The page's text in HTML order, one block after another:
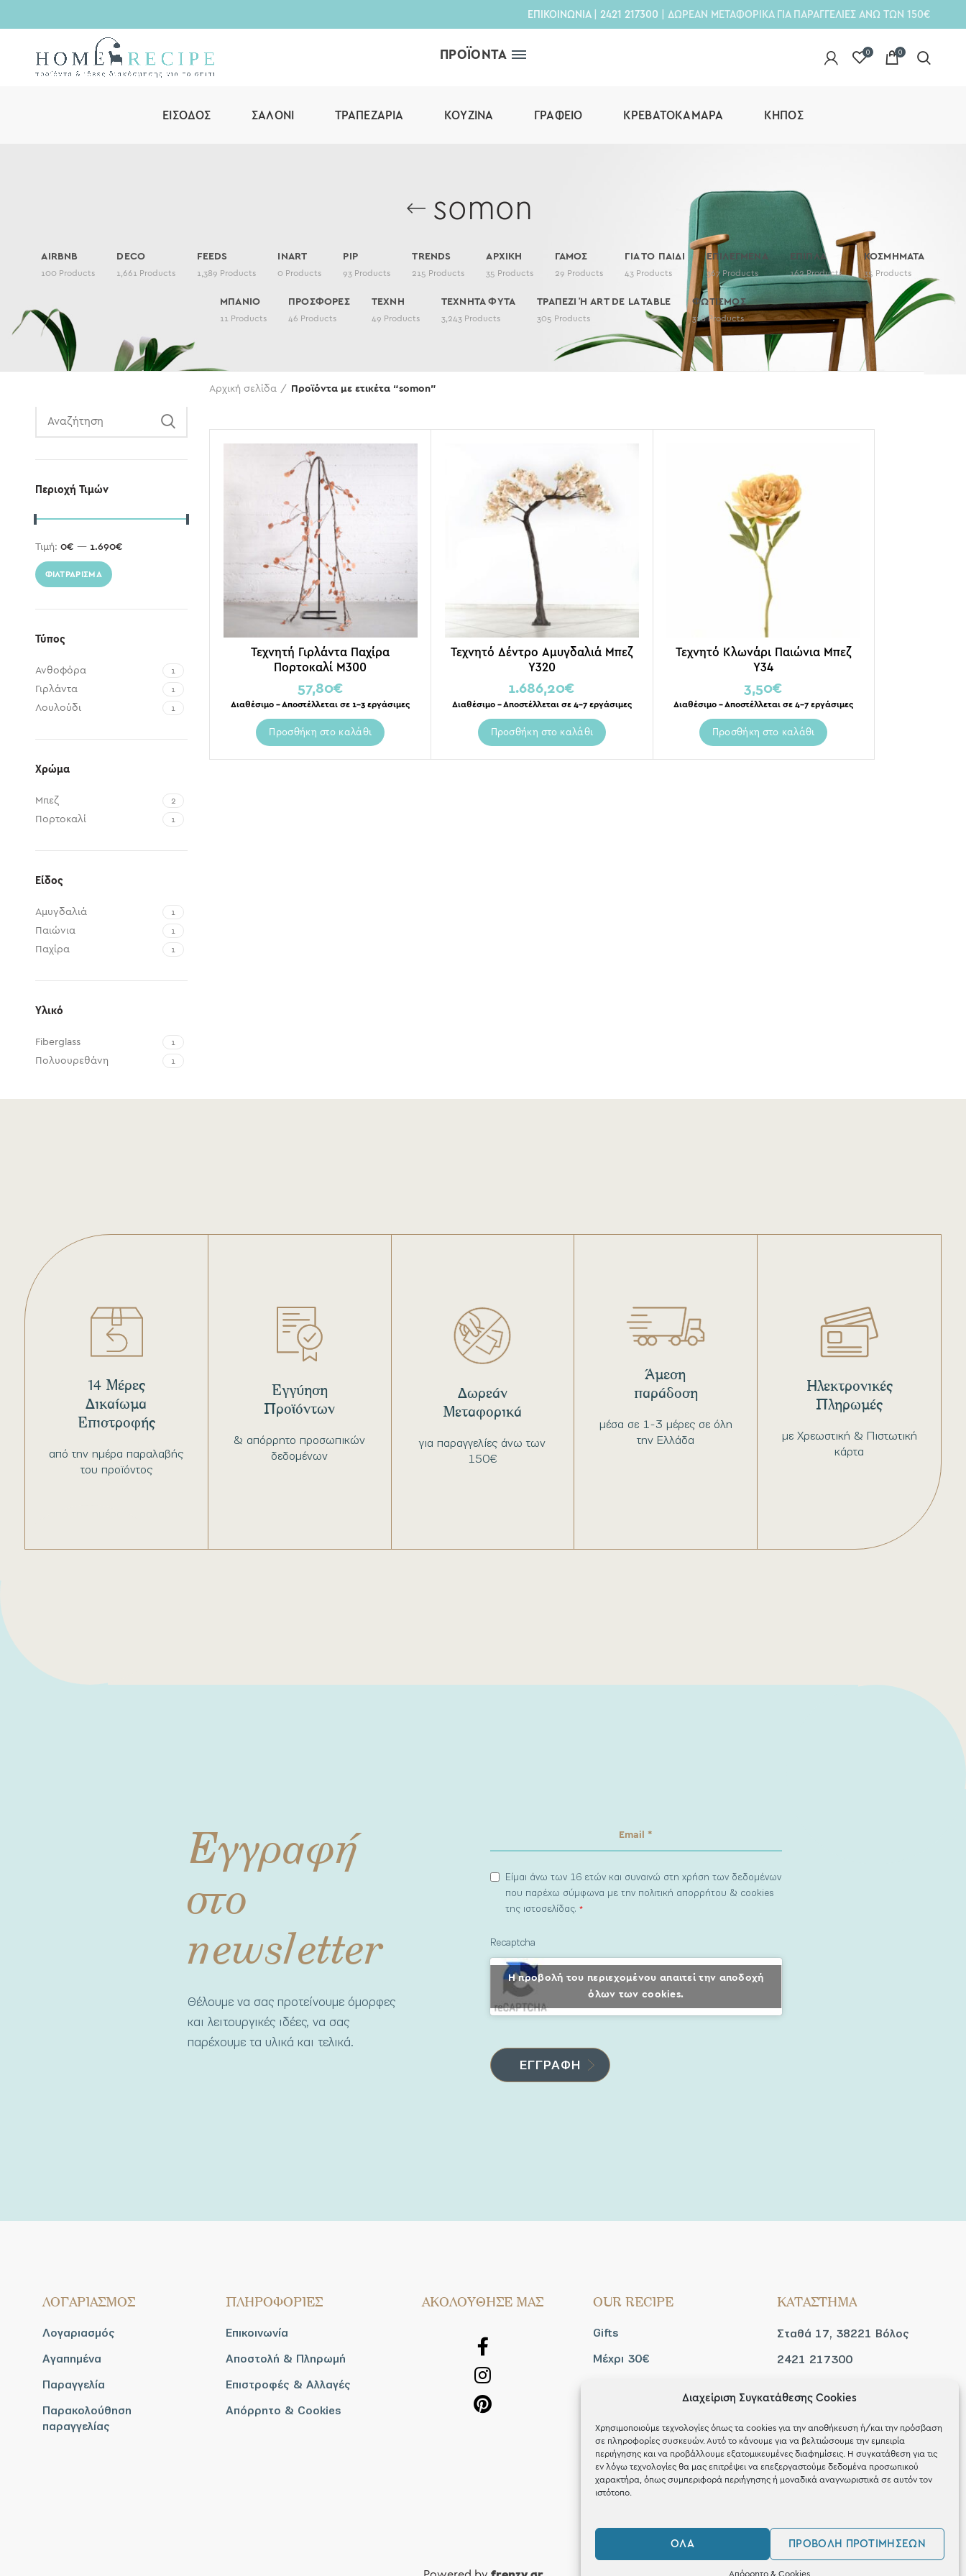
Διαχείριση Συγκατάθεσης Cookies
Χρησιμοποιούμε τεχνολογίες όπως τα cookies για την αποθήκευση ή/και την πρόσβαση
σε πληροφορίες συσκευών. Αυτό το κάνουμε για να βελτιώσουμε την εμπειρία
περιήγησης και να προβάλλουμε εξατομικευμένες διαφημίσεις. Η συγκατάθεση για τις
εν λόγω τεχνολογίες θα μας επιτρέψει να επεξεργαστούμε δεδομένα προσωπικού
χαρακτήρα, όπως συμπεριφορά περιήγησης ή μοναδικά αναγνωριστικά σε αυτόν τον
ιστότοπο.
ΌΛΑ ΠΡΟΒΟΛΉ ΠΡΟΤΙΜΉΣΕΩΝ
Απόρρητο & Cookies
ΕΠΙΚΟΙΝΩΝΙΑ| 2421 217300 | ΔΩΡΕΑΝ ΜΕΤΑΦΟΡΙΚΑ ΓΙΑ ΠΑΡΑΓΓΕΛΙΕΣ ΑΝΩ ΤΩΝ 150€
ΠΡΟΪΟΝΤΑ 0 0
ΕΊΣΟΔΟΣ ΣΑΛΌΝΙ ΤΡΑΠΕΖΑΡΊΑ ΚΟΥΖΊΝΑ ΓΡΑΦΕΊΟ ΚΡΕΒΑΤΟΚΆΜΑΡΑ ΚΉΠΟΣ
somon
AIRBNB
100 Products
DECO
1,661 Products
FEEDS
1,389 Products
INART
0 Products
PIP
93 Products
TRENDS
215 Products
ΑΡΧΙΚΗ
35 Products
ΓΑΜΟΣ
29 Products
ΓΙΑ ΤΟ ΠΑΙΔΙ
43 Products
ΕΠΙΛΕΓΜΕΝΑ
367 Products
ΕΠΙΠΛΑ
162 Products
ΚΟΣΜΗΜΑΤΑ
35 Products
ΜΠΑΝΙΟ
11 Products
ΠΡΟΣΦΟΡΕΣ
46 Products
ΤΕΧΝΗ
49 Products
ΤΕΧΝΗΤΑ ΦΥΤΑ
3,243 Products
ΤΡΑΠΕΖΙ Ή ART DE LA TABLE
305 Products
ΦΩΤΙΣΜΟΣ
318 Products
Περιοχή Τιμών
ΦΙΛΤΡΆΡΙΣΜΑ
Τιμή: 0€ — 1.690€
Τύπος
Ανθοφόρα 1
Γιρλάντα 1
Λουλούδι 1
Χρώμα
Μπεζ 2
Πορτοκαλί 1
Είδος
Αμυγδαλιά 1
Παιώνια 1
Παχίρα 1
Υλικό
Fiberglass 1
Πολυουρεθάνη 1
Αρχική σελίδα Προϊόντα με ετικέτα “somon”
Τεχνητή Γιρλάντα Παχίρα
Πορτοκαλί Μ300
57,80€
Διαθέσιμο – Αποστέλλεται σε 1-3 εργάσιμες
Προσθήκη στο καλάθι
Τεχνητό Δέντρο Αμυγδαλιά Μπεζ
Υ320
1.686,20€
Διαθέσιμο – Αποστέλλεται σε 4-7 εργάσιμες
Προσθήκη στο καλάθι
Τεχνητό Κλωνάρι Παιώνια Μπεζ
Υ34
3,50€
Διαθέσιμο – Αποστέλλεται σε 4-7 εργάσιμες
Προσθήκη στο καλάθι
από την ημέρα παραλαβής
του προϊόντος
14 Μέρες
Δικαίωμα
Επιστροφής
& απόρρητο προσωπικών
δεδομένων
Εγγύηση
Προϊόντων
για παραγγελίες άνω των
150€
Δωρεάν
Μεταφορικά
μέσα σε 1-3 μέρες σε όλη
την Ελλάδα
Άμεση
παράδοση
με Χρεωστική & Πιστωτική
κάρτα
Ηλεκτρονικές
Πληρωμές
Εγγραφή
στο
newsletter
Θέλουμε να σας προτείνουμε όμορφες
και λειτουργικές ιδέες, να σας
παρέχουμε τα υλικά και τελικά.
Είμαι άνω των 16 ετών και συναινώ στη χρήση των δεδομένων
που παρέχω σύμφωνα με την πολιτική απορρήτου & cookies
της ιστοσελίδας.*
Recaptcha
Η προβολή του περιεχομένου απαιτεί την αποδοχή
όλων των cookies.
ΛΟΓΑΡΙΑΣΜΟΣ
Λογαριασμός
Αγαπημένα
Παραγγελία
Παρακολούθηση
παραγγελίας
ΠΛΗΡΟΦΟΡΙΕΣ
Επικοινωνία
Αποστολή & Πληρωμή
Επιστροφές & Αλλαγές
Απόρρητο & Cookies
AΚΟΛΟΥΘΗΣΕ ΜΑΣ OUR RECIPE
Gifts
Μέχρι 30€
ΚΑΤΑΣΤΗΜΑ
Σταθά 17, 38221 Βόλος
2421 217300
Τριτ / Πεμ / Παρ: 09:00 -
21:00